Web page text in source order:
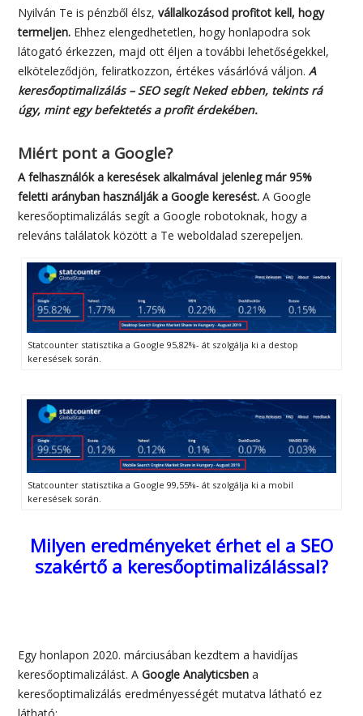
Nyilván Te is pénzből élsz, vállalkozásod profitot kell, hogy
termeljen. Ehhez elengedhetetlen, hogy honlapodra sok
látogató érkezzen, majd ott éljen a további lehetőségekkel,
elköteleződjön, feliratkozzon, értékes vásárlóvá váljon. A
keresőoptimalizálás – SEO segít Neked ebben, tekints rá
úgy, mint egy befektetés a profit érdekében.
Miért pont a Google?
A felhasználók a keresések alkalmával jelenleg már 95%
feletti arányban használják a Google keresést. A Google
keresőoptimalizálás segít a Google robotoknak, hogy a
releváns találatok között a Te weboldalad szerepeljen.
Statcounter statisztika a Google 95,82%- át szolgálja ki a destop
keresések során.
Statcounter statisztika a Google 99,55%- át szolgálja ki a mobil
keresések során.
Milyen eredményeket érhet el a SEO
szakértő a keresőoptimalizálással?
Egy honlapon 2020. márciusában kezdtem a havidíjas
keresőoptimalizálást. AGoogle Analyticsben a
keresőoptimalizálás eredményességét mutatva látható ez